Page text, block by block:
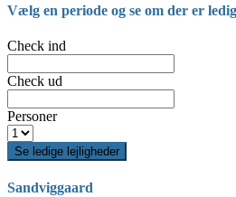
Vælg en periode og se om der er
Check ind
Check ud
Personer
Se ledige lejligheder
Sandviggaard